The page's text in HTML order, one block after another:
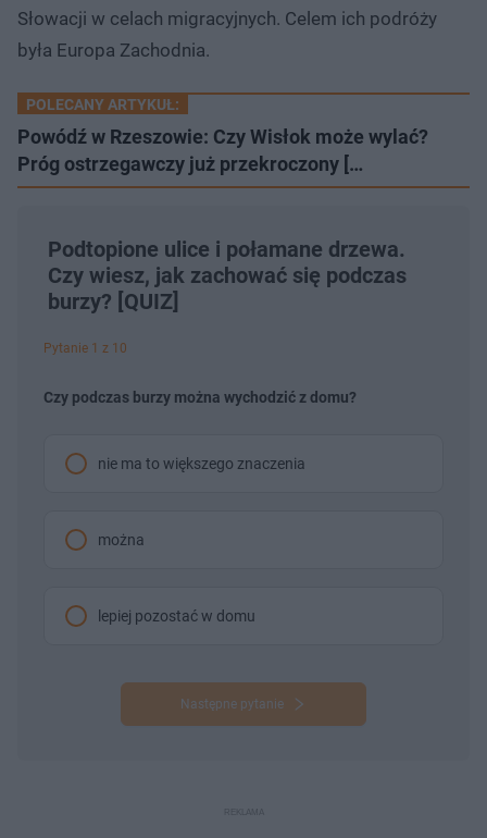
Słowacji w celach migracyjnych. Celem ich podróży
była Europa Zachodnia.
POLECANY ARTYKUŁ:
Powódź w Rzeszowie: Czy Wisłok może wylać?
Próg ostrzegawczy już przekroczony […
Podtopione ulice i połamane drzewa.
Czy wiesz, jak zachować się podczas
burzy? [QUIZ]
Pytanie 1 z 10
Czy podczas burzy można wychodzić z domu?
nie ma to większego znaczenia
można
lepiej pozostać w domu
Następne pytanie